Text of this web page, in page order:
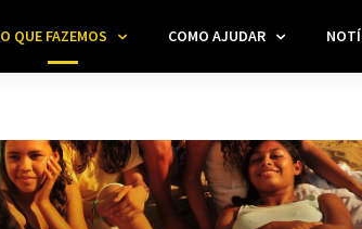
O QUE FAZEMOS COMO AJUDAR